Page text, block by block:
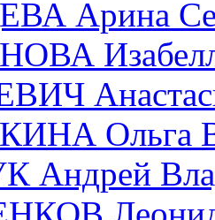
Арина
Ольга
Андрей